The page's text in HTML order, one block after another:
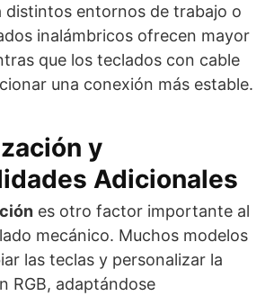
distintos entornos de trabajo o
inalámbricos ofrecen mayor
que los teclados con cable
una conexión más estable.
y
Adicionales
es otro factor importante al
mecánico. Muchos modelos
las teclas y personalizar la
RGB, adaptándose